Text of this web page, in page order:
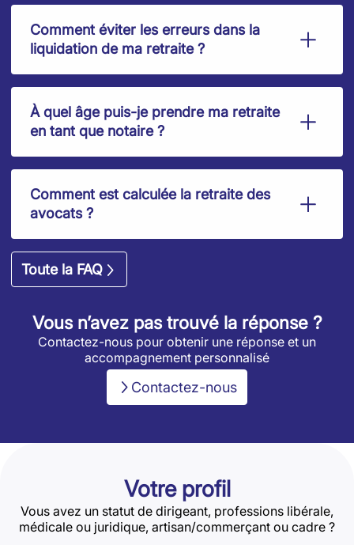
Comment éviter les erreurs dans la
liquidation de ma retraite ?
À quel âge puis-je prendre ma retraite
en tant que notaire ?
Comment est calculée la retraite des
avocats ?
Toute la FAQ
Vous n’avez pas trouvé la réponse ?
Contactez-nous pour obtenir une réponse et un
accompagnement personnalisé
Contactez-nous
Votre profil
Vous avez un statut de dirigeant, professions libérale,
médicale ou juridique, artisan/commerçant ou cadre ?